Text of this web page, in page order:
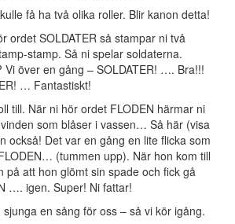
få ha två olika roller. Blir kanon detta!
ordet SOLDATER så stampar ni två
stamp. Så ni spelar soldaterna.
Vi över en gång – SOLDATER! …. Bra!!!
… Fantastiskt!
till. När ni hör ordet FLODEN härmar ni
som blåser i vassen… Så här (visa
också! Det var en gång en lite flicka som
(tummen upp). När hon kom till
på att hon glömt sin spade och fick gå
…. igen. Super! Ni fattar!
en sång för oss – så vi kör igång.